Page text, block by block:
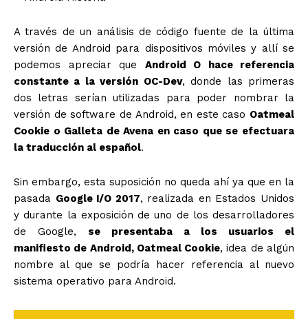
A través de un análisis de código fuente de la última
versión de Android para dispositivos móviles y allí se
podemos apreciar que Android O hace referencia
constante a la versión OC-Dev, donde las primeras
dos letras serían utilizadas para poder nombrar la
versión de software de Android, en este caso Oatmeal
Cookie o Galleta de Avena en caso que se efectuara
la traducción al español.
Sin embargo, esta suposición no queda ahí ya que en la
pasada Google I/O 2017, realizada en Estados Unidos
y durante la exposición de uno de los desarrolladores
de Google, se presentaba a los usuarios el
manifiesto de Android, Oatmeal Cookie, idea de algún
nombre al que se podría hacer referencia al nuevo
sistema operativo para Android.